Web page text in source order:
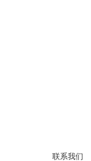
联系我们